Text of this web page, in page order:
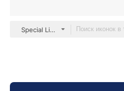
Special Lineal